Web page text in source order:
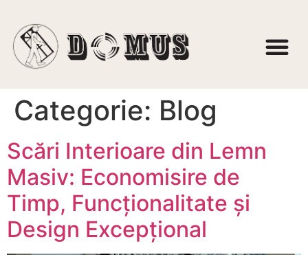
Categorie: Blog
Scări Interioare din Lemn
Masiv: Economisire de
Timp, Funcționalitate și
Design Excepțional